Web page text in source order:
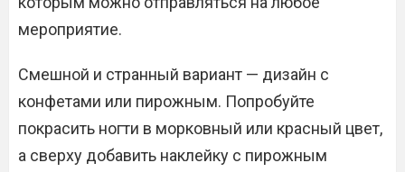
мероприятие.
Смешной и странный вариант — дизайн с
конфетами или пирожным. Попробуйте
покрасить ногти в морковный или красный цвет,
а сверху добавить наклейку с пирожным